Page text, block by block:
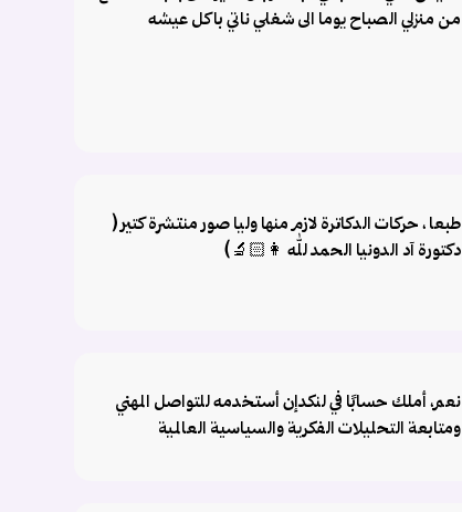
من منزلي الصباح يوما الى شغلي ناتي باكل عيشه
طبعا ، حركات الدكاترة لازم منها وليا صور منتشرة كتير (
دكتورة آد الدونيا الحمد لله 👩🏻‍🔬)
نعم، أملك حسابًا في لنكدإن أستخدمه للتواصل المهني
ومتابعة التحليلات الفكرية والسياسية العالمية